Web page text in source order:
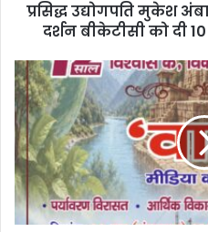
प्रसिद्ध उद्योगपति मुकेश
दर्शन बीकेटीसी को दी